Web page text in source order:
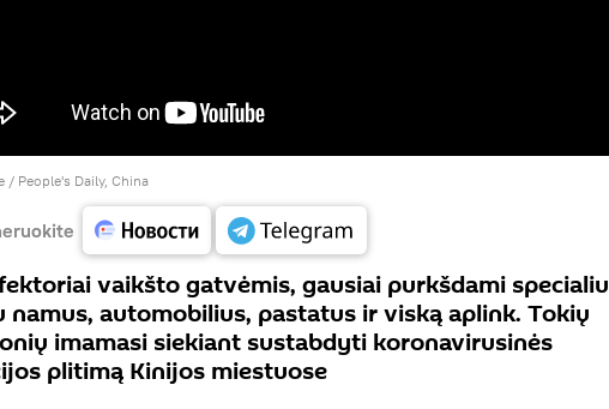
/ People's Daily, China
vaikšto gatvėmis, gausiai purkšdami specialiu
namus, automobilius, pastatus ir viską aplink. Tokių
imamasi siekiant sustabdyti koronavirusinės
plitimą Kinijos miestuose